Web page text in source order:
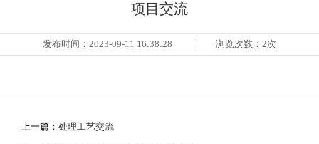
项目交流
发布时间：2023-09-11 16:38:28 浏览次数：2次
上一篇： 处理工艺交流